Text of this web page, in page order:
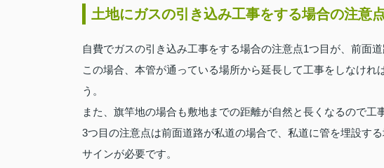
土地にガスの引き込み工事をする場合の注意
自費でガスの引き込み工事をする場合の注意点1つ目が、前面
この場合、本管が通っている場所から延長して工事をしなけれ
う。
また、旗竿地の場合も敷地までの距離が自然と長くなるので工
3つ目の注意点は前面道路が私道の場合で、私道に管を埋設す
サインが必要です。